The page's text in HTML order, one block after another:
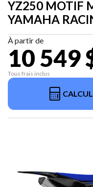
YZ250 MOTIF
YAMAHA
À partir de
10 549
Tous frais inclus